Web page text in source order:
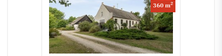
360 m2